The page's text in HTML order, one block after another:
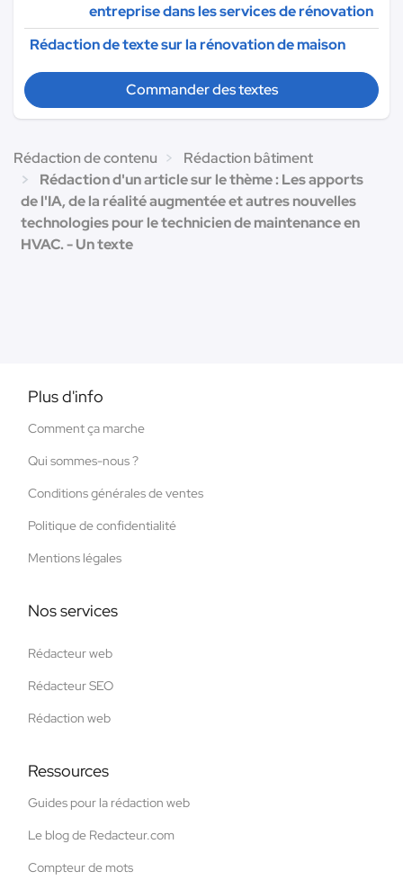
entreprise dans les services de rénovation
Rédaction de texte sur la rénovation de maison
Commander des textes
Rédaction de contenu
Rédaction bâtiment
Rédaction d'un article sur le thème : Les apports
de l'IA, de la réalité augmentée et autres nouvelles
technologies pour le technicien de maintenance en
HVAC. - Un texte
Plus d'info
Comment ça marche
Qui sommes-nous ?
Conditions générales de ventes
Politique de confidentialité
Mentions légales
Nos services
Rédacteur web
Rédacteur SEO
Rédaction web
Ressources
Guides pour la rédaction web
Le blog de Redacteur.com
Compteur de mots